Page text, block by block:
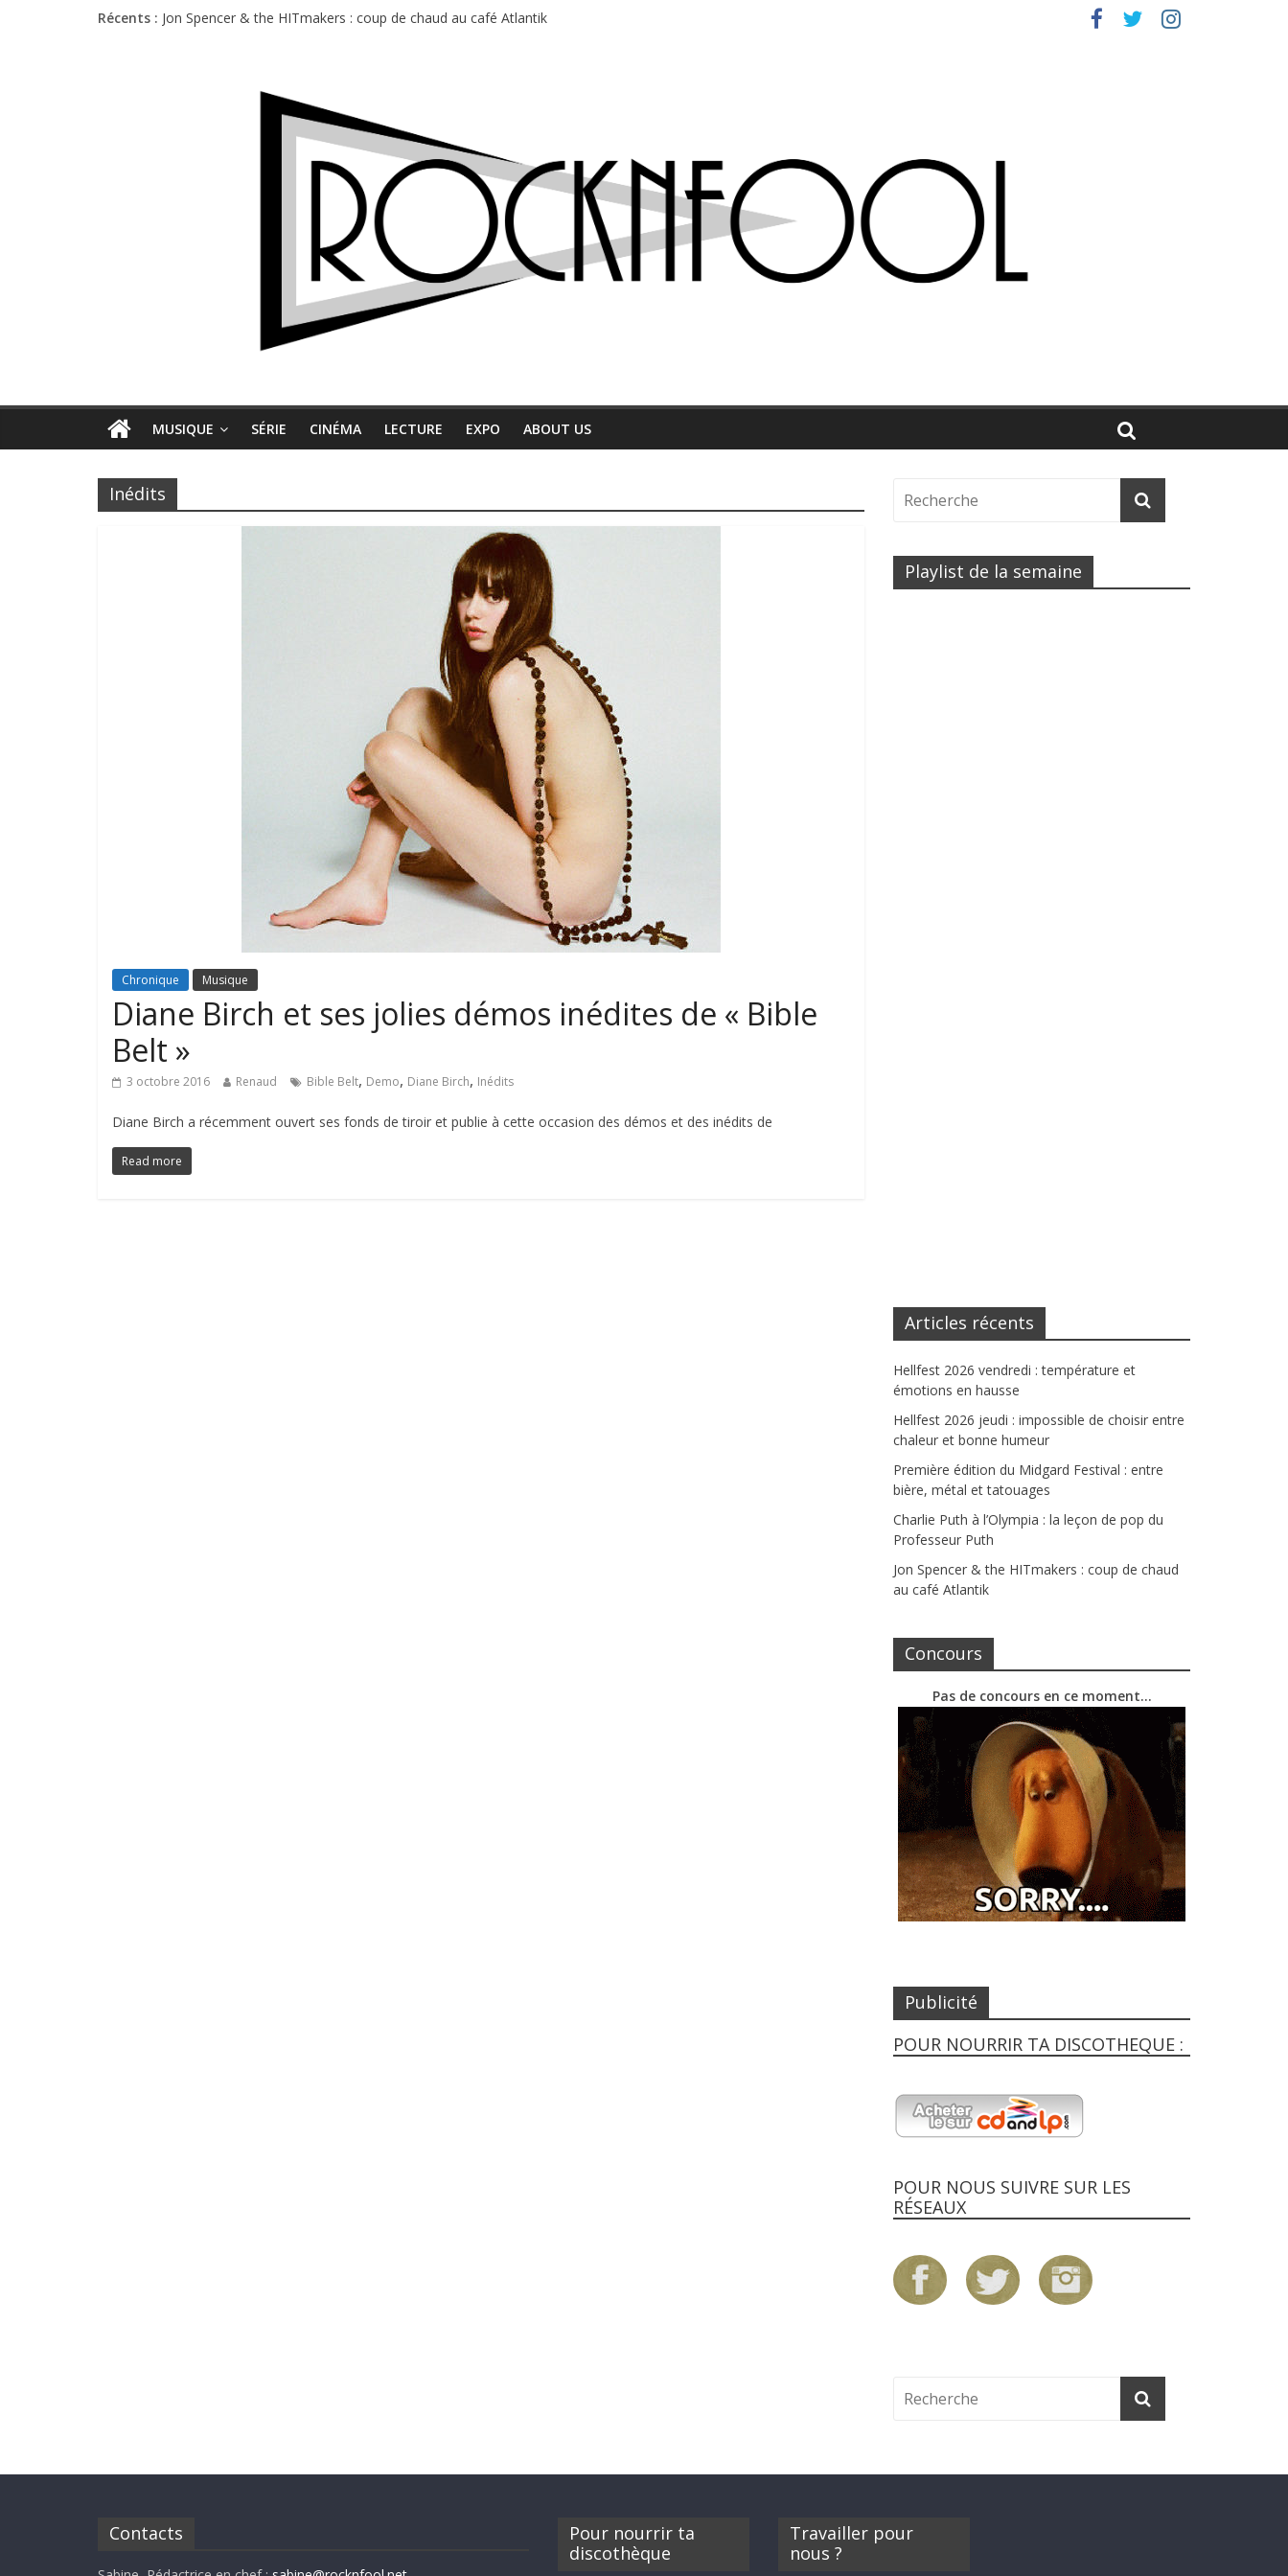
Récents : Jon Spencer & the HITmakers : coup de chaud au café Atlantik
Charlie Puth à l’Olympia : la leçon de pop du Professeur Puth
MUSIQUE SÉRIE CINÉMA LECTURE EXPO ABOUT US
Inédits
Chronique Musique
Diane Birch et ses jolies démos inédites de « Bible
Belt »
3 octobre 2016 Renaud Bible Belt, Demo, Diane Birch, Inédits
Diane Birch a récemment ouvert ses fonds de tiroir et publie à cette occasion des démos et des inédits de
Read more
Playlist de la semaine
Articles récents
Hellfest 2026 vendredi : température et
émotions en hausse
Hellfest 2026 jeudi : impossible de choisir entre
chaleur et bonne humeur
Première édition du Midgard Festival : entre
bière, métal et tatouages
Charlie Puth à l’Olympia : la leçon de pop du
Professeur Puth
Jon Spencer & the HITmakers : coup de chaud
au café Atlantik
Concours
Pas de concours en ce moment…
Publicité
POUR NOURRIR TA DISCOTHEQUE :
POUR NOUS SUIVRE SUR LES
RÉSEAUX
Contacts
Pour nourrir ta
discothèque
Travailler pour
nous ?